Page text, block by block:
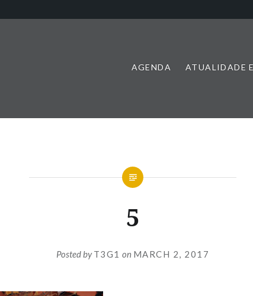
AGENDA ATUALIDADE
5
Posted byT3G1 on MARCH 2, 2017